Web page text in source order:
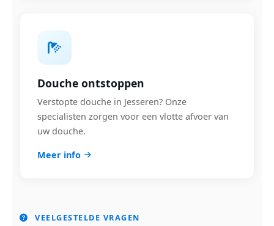
Douche ontstoppen
Verstopte douche in Jesseren? Onze
specialisten zorgen voor een vlotte afvoer van
uw douche.
Meer info
VEELGESTELDE VRAGEN